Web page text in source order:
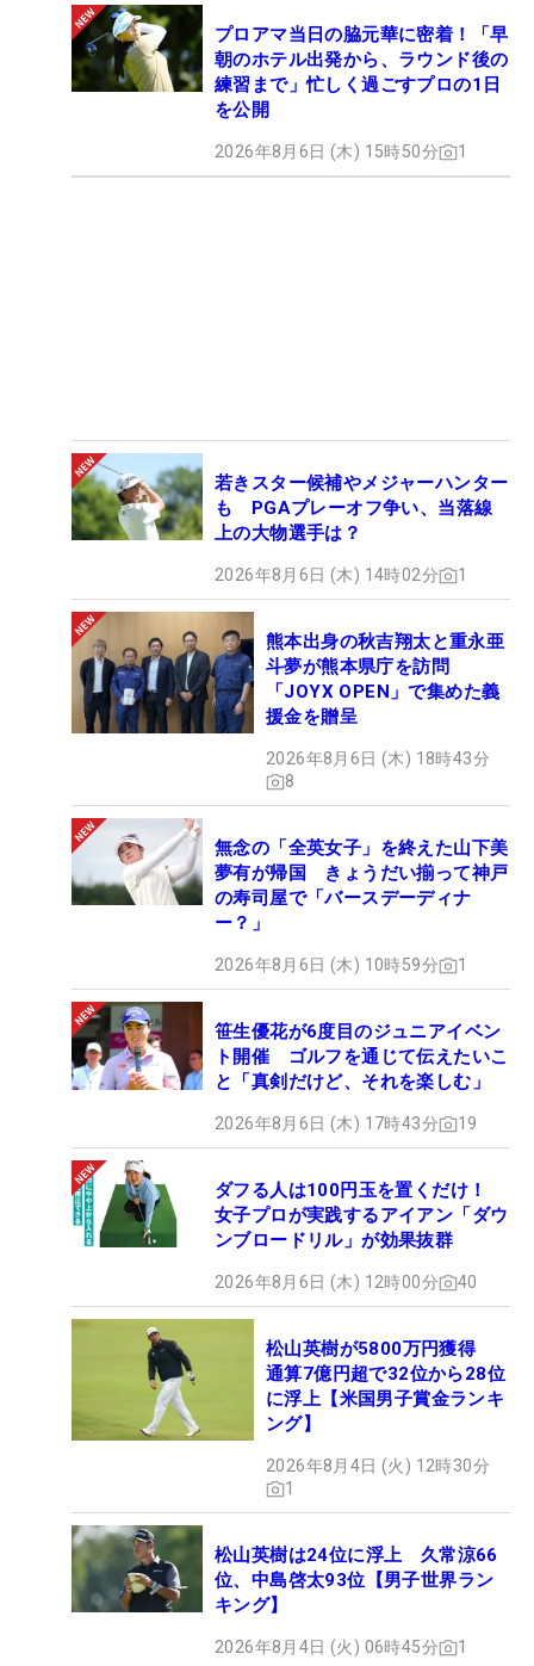
プロアマ当日の脇元華に密着！「早
朝のホテル出発から、ラウンド後の
練習まで」忙しく過ごすプロの1日
を公開
2026年8月6日 (木) 15時50分 1
若きスター候補やメジャーハンター
も PGAプレーオフ争い、当落線
上の大物選手は？
2026年8月6日 (木) 14時02分 1
熊本出身の秋吉翔太と重永亜
斗夢が熊本県庁を訪問
「JOYX OPEN」で集めた義
援金を贈呈
2026年8月6日 (木) 18時43分
8
無念の「全英女子」を終えた山下美
夢有が帰国 きょうだい揃って神戸
の寿司屋で「バースデーディナ
ー？」
2026年8月6日 (木) 10時59分 1
笹生優花が6度目のジュニアイベン
ト開催 ゴルフを通じて伝えたいこ
と「真剣だけど、それを楽しむ」
2026年8月6日 (木) 17時43分 19
ダフる人は100円玉を置くだけ！
女子プロが実践するアイアン「ダウ
ンブロードリル」が効果抜群
2026年8月6日 (木) 12時00分 40
松山英樹が5800万円獲得
通算7億円超で32位から28位
に浮上【米国男子賞金ランキ
ング】
2026年8月4日 (火) 12時30分
1
松山英樹は24位に浮上 久常涼66
位、中島啓太93位【男子世界ラン
キング】
2026年8月4日 (火) 06時45分 1